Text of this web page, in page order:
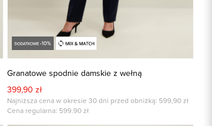
Granatowe spodnie damskie z wełną
399,90 zł
Najniższa cena w okresie 30 dni przed obniżką: 599,90 zł
Cena regularna: 599.90zł